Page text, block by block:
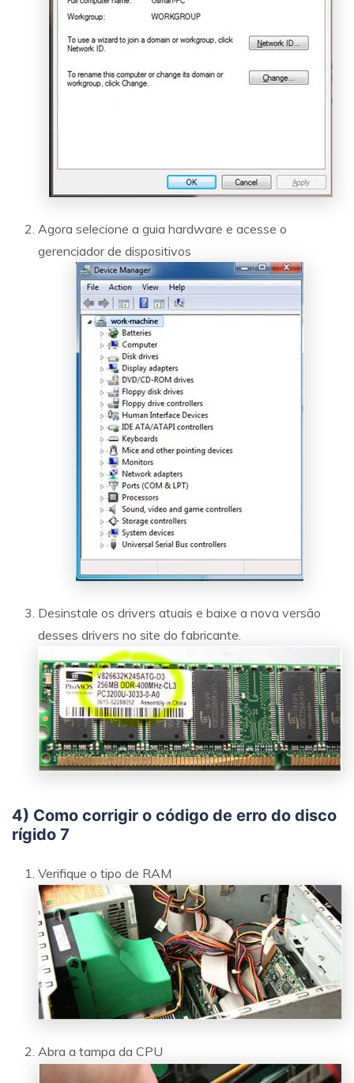
Agora selecione a guia hardware e acesse o
gerenciador de dispositivos
Desinstale os drivers atuais e baixe a nova versão
desses drivers no site do fabricante.
4) Como corrigir o código de erro do disco
rígido 7
Verifique o tipo de RAM
Abra a tampa da CPU